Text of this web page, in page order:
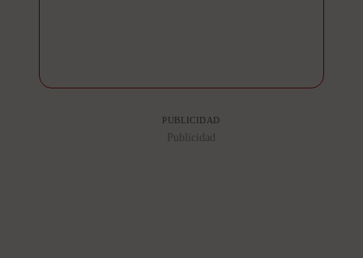
PUBLICIDAD
Publicidad